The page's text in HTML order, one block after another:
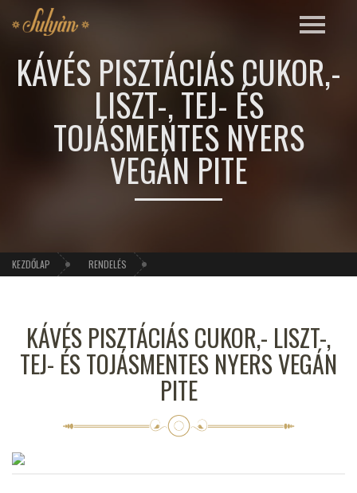
KÁVÉS PISZTÁCIÁS CUKOR,-
LISZT-, TEJ- ÉS
TOJÁSMENTES NYERS
VEGÁN PITE
KEZDŐLAP RENDELÉS
KÁVÉS PISZTÁCIÁS CUKOR,- LISZT-,
TEJ- ÉS TOJÁSMENTES NYERS VEGÁN
PITE